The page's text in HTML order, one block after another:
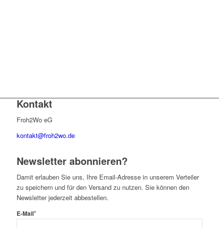
Kontakt
Froh2Wo eG
kontakt@froh2wo.de
Newsletter abonnieren?
Damit erlauben Sie uns, Ihre Email-Adresse in unserem Verteiler
zu speichern und für den Versand zu nutzen. Sie können den
Newsletter jederzeit abbestellen.
E-Mail*